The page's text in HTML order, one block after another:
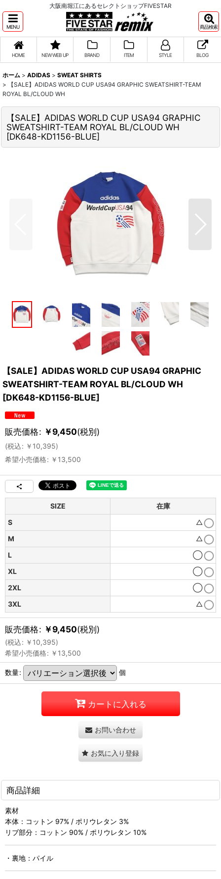
大阪南堀江にあるセレクトショップFIVESTAR
MENU 商品検索
HOME NEW WEB UP BRAND ITEM STYLE BLOG
ホーム > ADIDAS > SWEAT SHIRTS
>
【SALE】ADIDAS WORLD CUP USA94 GRAPHIC SWEATSHIRT-TEAM
ROYAL BL/CLOUD WH
【SALE】ADIDAS WORLD CUP USA94 GRAPHIC
SWEATSHIRT-TEAM ROYAL BL/CLOUD WH
[DK648-KD1156-BLUE]
【SALE】ADIDAS WORLD CUP USA94 GRAPHIC
SWEATSHIRT-TEAM ROYAL BL/CLOUD WH
[DK648-KD1156-BLUE]
販売価格: ￥9,450(税別)
(税込: ￥ 10,395)
希望小売価格: ￥ 13,500
SIZE
在庫
S
△
M
△
L
◯
XL
◯
2XL
◯
3XL
△
販売価格: ￥9,450(税別)
(税込: ￥ 10,395)
希望小売価格: ￥ 13,500
数量: 個
カートに入れる
お問い合わせ
お気に入り登録
商品詳細
素材
本体：コットン 97% / ポリウレタン 3%
リブ部分：コットン 90% / ポリウレタン 10%
・裏地：パイル